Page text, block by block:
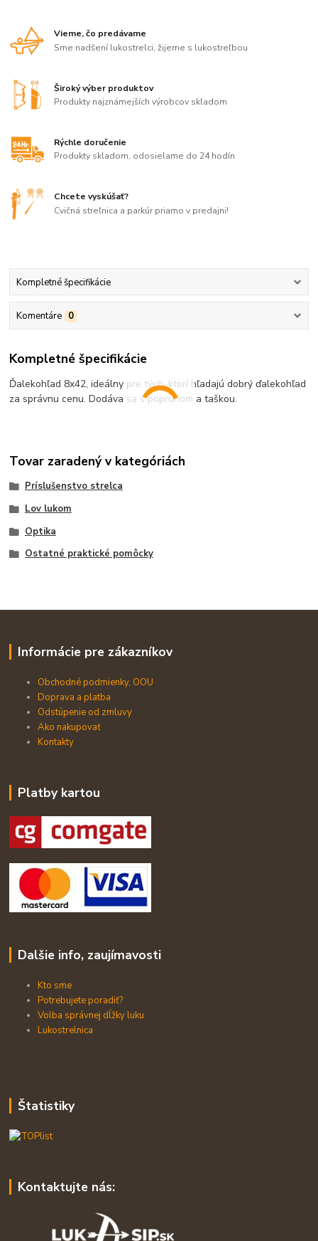
Vieme, čo predávame
Sme nadšení lukostrelci, žijeme s lukostreľbou
Široký výber produktov
Produkty najznámejších výrobcov skladom
Rýchle doručenie
Produkty skladom, odosielame do 24 hodín
Chcete vyskúšať?
Cvičná streľnica a parkúr priamo v predajni!
Kompletné špecifikácie
Komentáre 0
Kompletné špecifikácie
Ďalekohľad 8x42, ideálny pre tých, ktorí hľadajú dobrý ďalekohľad
za správnu cenu. Dodáva sa s popruhom a taškou.
Tovar zaradený v kategóriách
Príslušenstvo strelca
Lov lukom
Optika
Ostatné praktické pomôcky
Informácie pre zákazníkov
Obchodné podmienky, OOU
Doprava a platba
Odstúpenie od zmluvy
Ako nakupovať
Kontakty
Platby kartou
Dalšie info, zaujímavosti
Kto sme
Potrebujete poradiť?
Volba správnej dĺžky luku
Lukostrelnica
Štatistiky
Kontaktujte nás: